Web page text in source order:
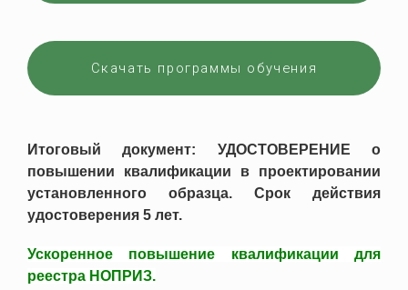
Скачать программы обучения
Итоговый документ: УДОСТОВЕРЕНИЕ о
повышении квалификации в проектировании
установленного образца. Срок действия
удостоверения 5 лет.
Ускоренное повышение квалификации для
реестра НОПРИЗ.